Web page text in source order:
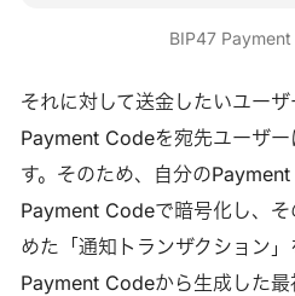
BIP47
それに対して送金したいユー
Payment Codeを宛先ユーザ
す。そのため、自分の
Payment Codeで暗号化し、
めた「通知トランザクション
Payment Codeから生成した最